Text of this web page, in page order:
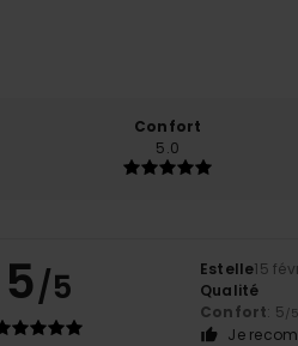
Confort
5.0
5/5 Estelle15
Qualité
Confort: 5/5
Je